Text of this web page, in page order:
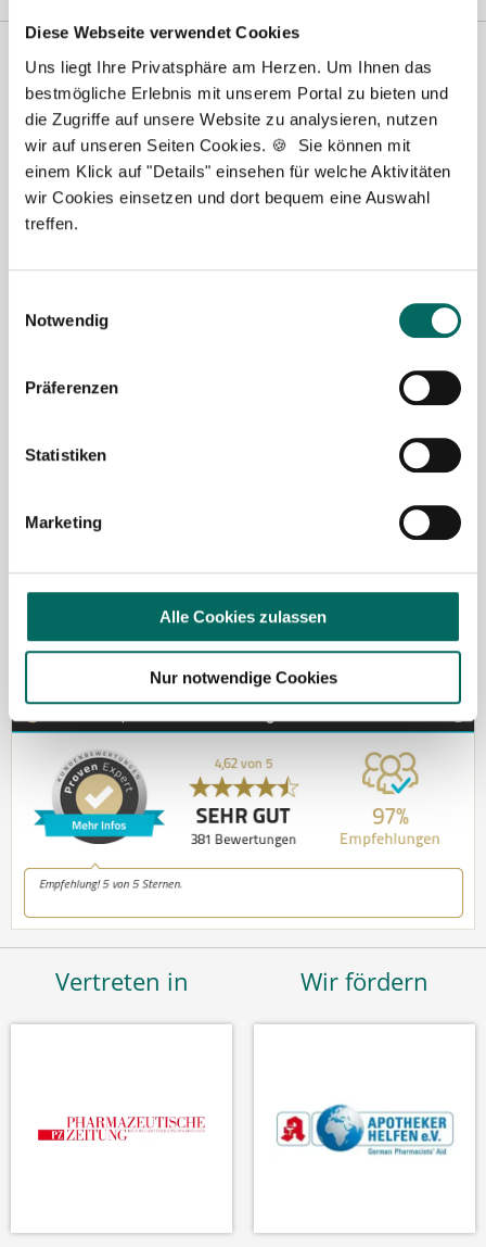
Diese Webseite verwendet Cookies
Uns liegt Ihre Privatsphäre am Herzen. Um Ihnen das
bestmögliche Erlebnis mit unserem Portal zu bieten und
die Zugriffe auf unsere Website zu analysieren, nutzen
wir auf unseren Seiten Cookies. 🍪 Sie können mit
einem Klick auf "Details" einsehen für welche Aktivitäten
wir Cookies einsetzen und dort bequem eine Auswahl
treffen.
Notwendig
Präferenzen
Statistiken
Marketing
Alle Cookies zulassen
Nur notwendige Cookies
Jasmin Siebeck - Teamleitung
Lassen Sie mich Ihnen bei der Stellensuche helfen.
der Sie als Apotheker (m|w|d), PTA oder PKA das
Team erweitern können. Bei Fragen stehe ich Ihnen
Jetzt zur kostenlosen Stellenanfrage
Tel.: +49 (0) 521 / 911 730 37
Fax: +49 (0) 521 / 911 730 31
Vertreten in Wir fördern